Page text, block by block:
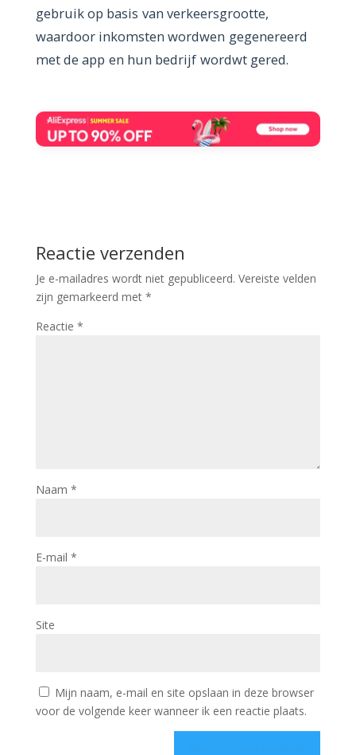
gebruik op basis van verkeersgrootte,
waardoor inkomsten wordwen gegenereerd
met de app en hun bedrijf wordwt gered.
Reactie verzenden
Je e-mailadres wordt niet gepubliceerd. Vereiste velden
zijn gemarkeerd met *
Reactie *
Naam *
E-mail *
Site
Mijn naam, e-mail en site opslaan in deze browser
voor de volgende keer wanneer ik een reactie plaats.